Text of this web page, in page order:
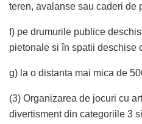
teren, avalanse sau caderi de
f) pe drumurile publice
pietonale si în spatii deschise
g) la o distanta mai mica de
(3) Organizarea de jocuri cu
divertisment din categoriile 3